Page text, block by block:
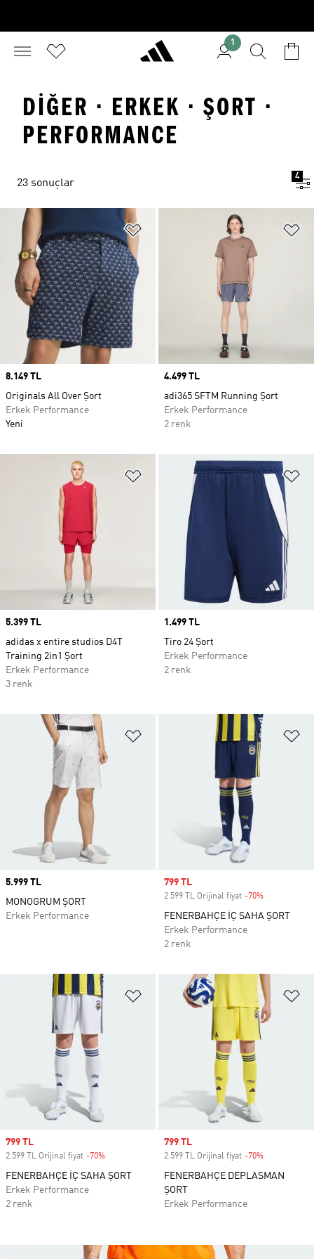
1
DIĞER · ERKEK · ŞORT ·
PERFORMANCE
23 sonuçlar
4
Favori Listesine Ekle
Price
8.149 TL
Originals All Over Şort
Erkek Performance
Yeni
Price
4.499 TL
adi365 SFTM Running Şort
Erkek Performance
2 renk
Favori Listesine Ekle
Price
5.399 TL
adidas x entire studios D4T
Training 2in1 Şort
Erkek Performance
3 renk
Price
1.499 TL
Tiro 24 Şort
Erkek Performance
2 renk
Favori Listesine Ekle
Price
5.999 TL
MONOGRUM ŞORT
Erkek Performance
Sale price
799 TL
2.599 TL Orijinal fiyat -70%
FENERBAHÇE İÇ SAHA ŞORT
Erkek Performance
2 renk
Favori Listesine Ekle
Sale price
799 TL
2.599 TL Orijinal fiyat -70%
FENERBAHÇE İÇ SAHA ŞORT
Erkek Performance
2 renk
Sale price
799 TL
2.599 TL Orijinal fiyat -70%
FENERBAHÇE DEPLASMAN
ŞORT
Erkek Performance